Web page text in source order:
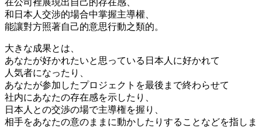
和日本人交涉的場合中掌握主導權、
能讓對方照著自己的意思行動之類的。
大きな成果とは、
あなたが好かれたいと思っている日本人に好かれて
人気者になったり、
あなたが参加したプロジェクトを最後まで終わらせて
社内にあなたの存在感を示したり、
日本人との交渉の場で主導権を握り、
相手をあなたの意のままに動かしたりすることなどを指しま